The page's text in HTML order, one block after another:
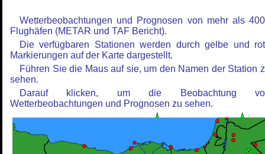
Wetterbeobachtungen und Prognosen von mehr als
Flughäfen (METAR und TAF Bericht).
Die verfügbaren Stationen werden durch gelbe und
Markierungen auf der Karte dargestellt.
Führen Sie die Maus auf sie, um den Namen der Station
sehen.
Darauf klicken, um die Beobachtung
Wetterbeobachtungen und Prognosen zu sehen.